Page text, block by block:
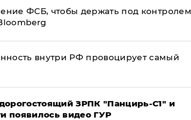
ФСБ, чтобы держать под контролем
внутри РФ провоцирует самый
ЗРПК "Панцирь-С1" и
появилось видео ГУР